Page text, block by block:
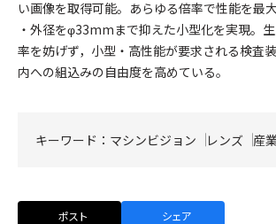
い画像を取得可能。あらゆる倍率で性能を最
・外径をφ33mmまで抑えた小型化を実現。
率を妨げず，小型・高性能が要求される検査
内への組込みの自由度を高めている。
キーワード： マシンビジョン レンズ 産
ポスト シェア